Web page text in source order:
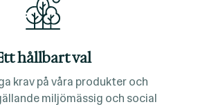
hållbart val
krav på våra produkter och
miljömässig och social